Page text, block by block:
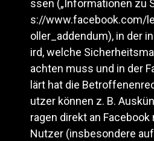
ssen („Informationen zu
s://www.facebook.com/
oller_addendum), in der
ird, welche
achten muss und in der
lärt hat die
utzer können z. B.
ragen direkt an
Nutzer (insbesondere